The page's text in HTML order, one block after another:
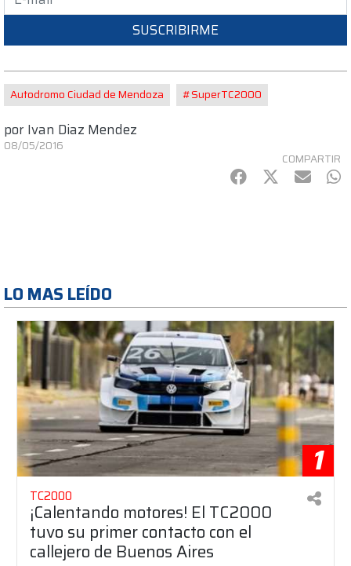
SUSCRIBIRME
Autodromo Ciudad de Mendoza #SuperTC2000
por Ivan Diaz Mendez
08/05/2016
COMPARTIR
Facebook
Twitter
mail
LO MAS LEÍDO
1
TC2000
¡Calentando motores! El TC2000
tuvo su primer contacto con el
callejero de Buenos Aires